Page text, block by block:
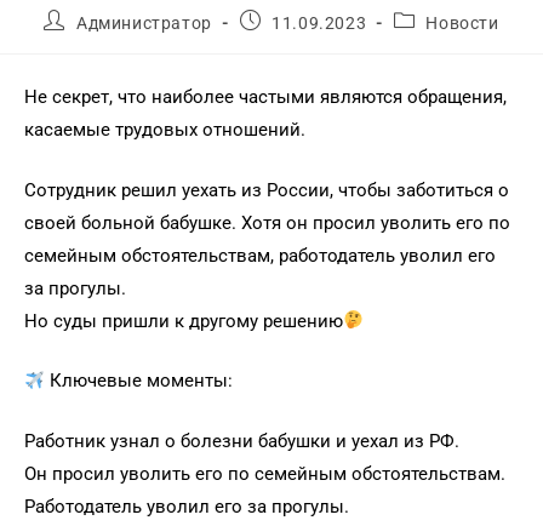
Администратор 11.09.2023 Новости
Не секрет, что наиболее частыми являются обращения,
касаемые трудовых отношений.
Сотрудник решил уехать из России, чтобы заботиться о
своей больной бабушке. Хотя он просил уволить его по
семейным обстоятельствам, работодатель уволил его
за прогулы.
Но суды пришли к другому решению
Ключевые моменты:
Работник узнал о болезни бабушки и уехал из РФ.
Он просил уволить его по семейным обстоятельствам.
Работодатель уволил его за прогулы.